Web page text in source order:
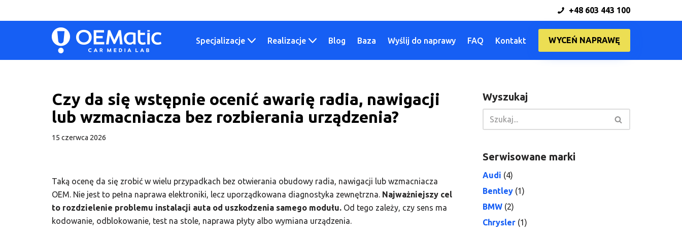
+48 603 443 100
Specjalizacje Realizacje Blog Baza Wyślij do naprawy FAQ Kontakt WYCEŃ NAPRAWĘ
Czy da się wstępnie ocenić awarię radia, nawigacji
lub wzmacniacza bez rozbierania urządzenia?
15 czerwca 2026
Taką ocenę da się zrobić w wielu przypadkach bez otwierania obudowy radia, nawigacji lub wzmacniacza
OEM. Nie jest to pełna naprawa elektroniki, lecz uporządkowana diagnostyka zewnętrzna. Najważniejszy cel
to rozdzielenie problemu instalacji auta od uszkodzenia samego modułu. Od tego zależy, czy sens ma
kodowanie, odblokowanie, test na stole, naprawa płyty albo wymiana urządzenia.
Wyszukaj
Serwisowane marki
Audi (4)
Bentley (1)
BMW (2)
Chrysler (1)